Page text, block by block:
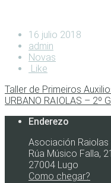
16 julio 2018
admin
Novas
Like
Taller de Primeiros
URBANO RAIOLAS – 2º
Enderezo
Asociación Raiolas
Rúa Músico Falla, 21
27004 Lugo
Como chegar?